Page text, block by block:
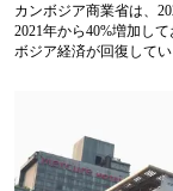
カンボジア商業省は、
2021年から40%増加し
ボジア経済が回復して